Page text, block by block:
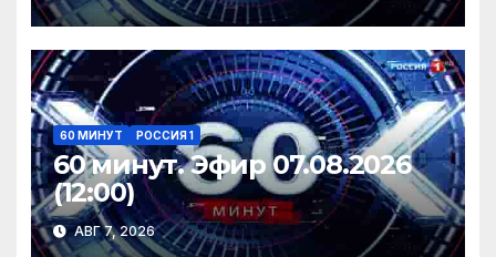
60 МИНУТ РОССИЯ 1
60 минут. Эфир 07.08.2026
(12:00)
АВГ 7, 2026